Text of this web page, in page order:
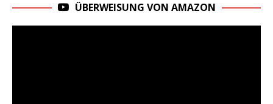
ÜBERWEISUNG VON AMAZON